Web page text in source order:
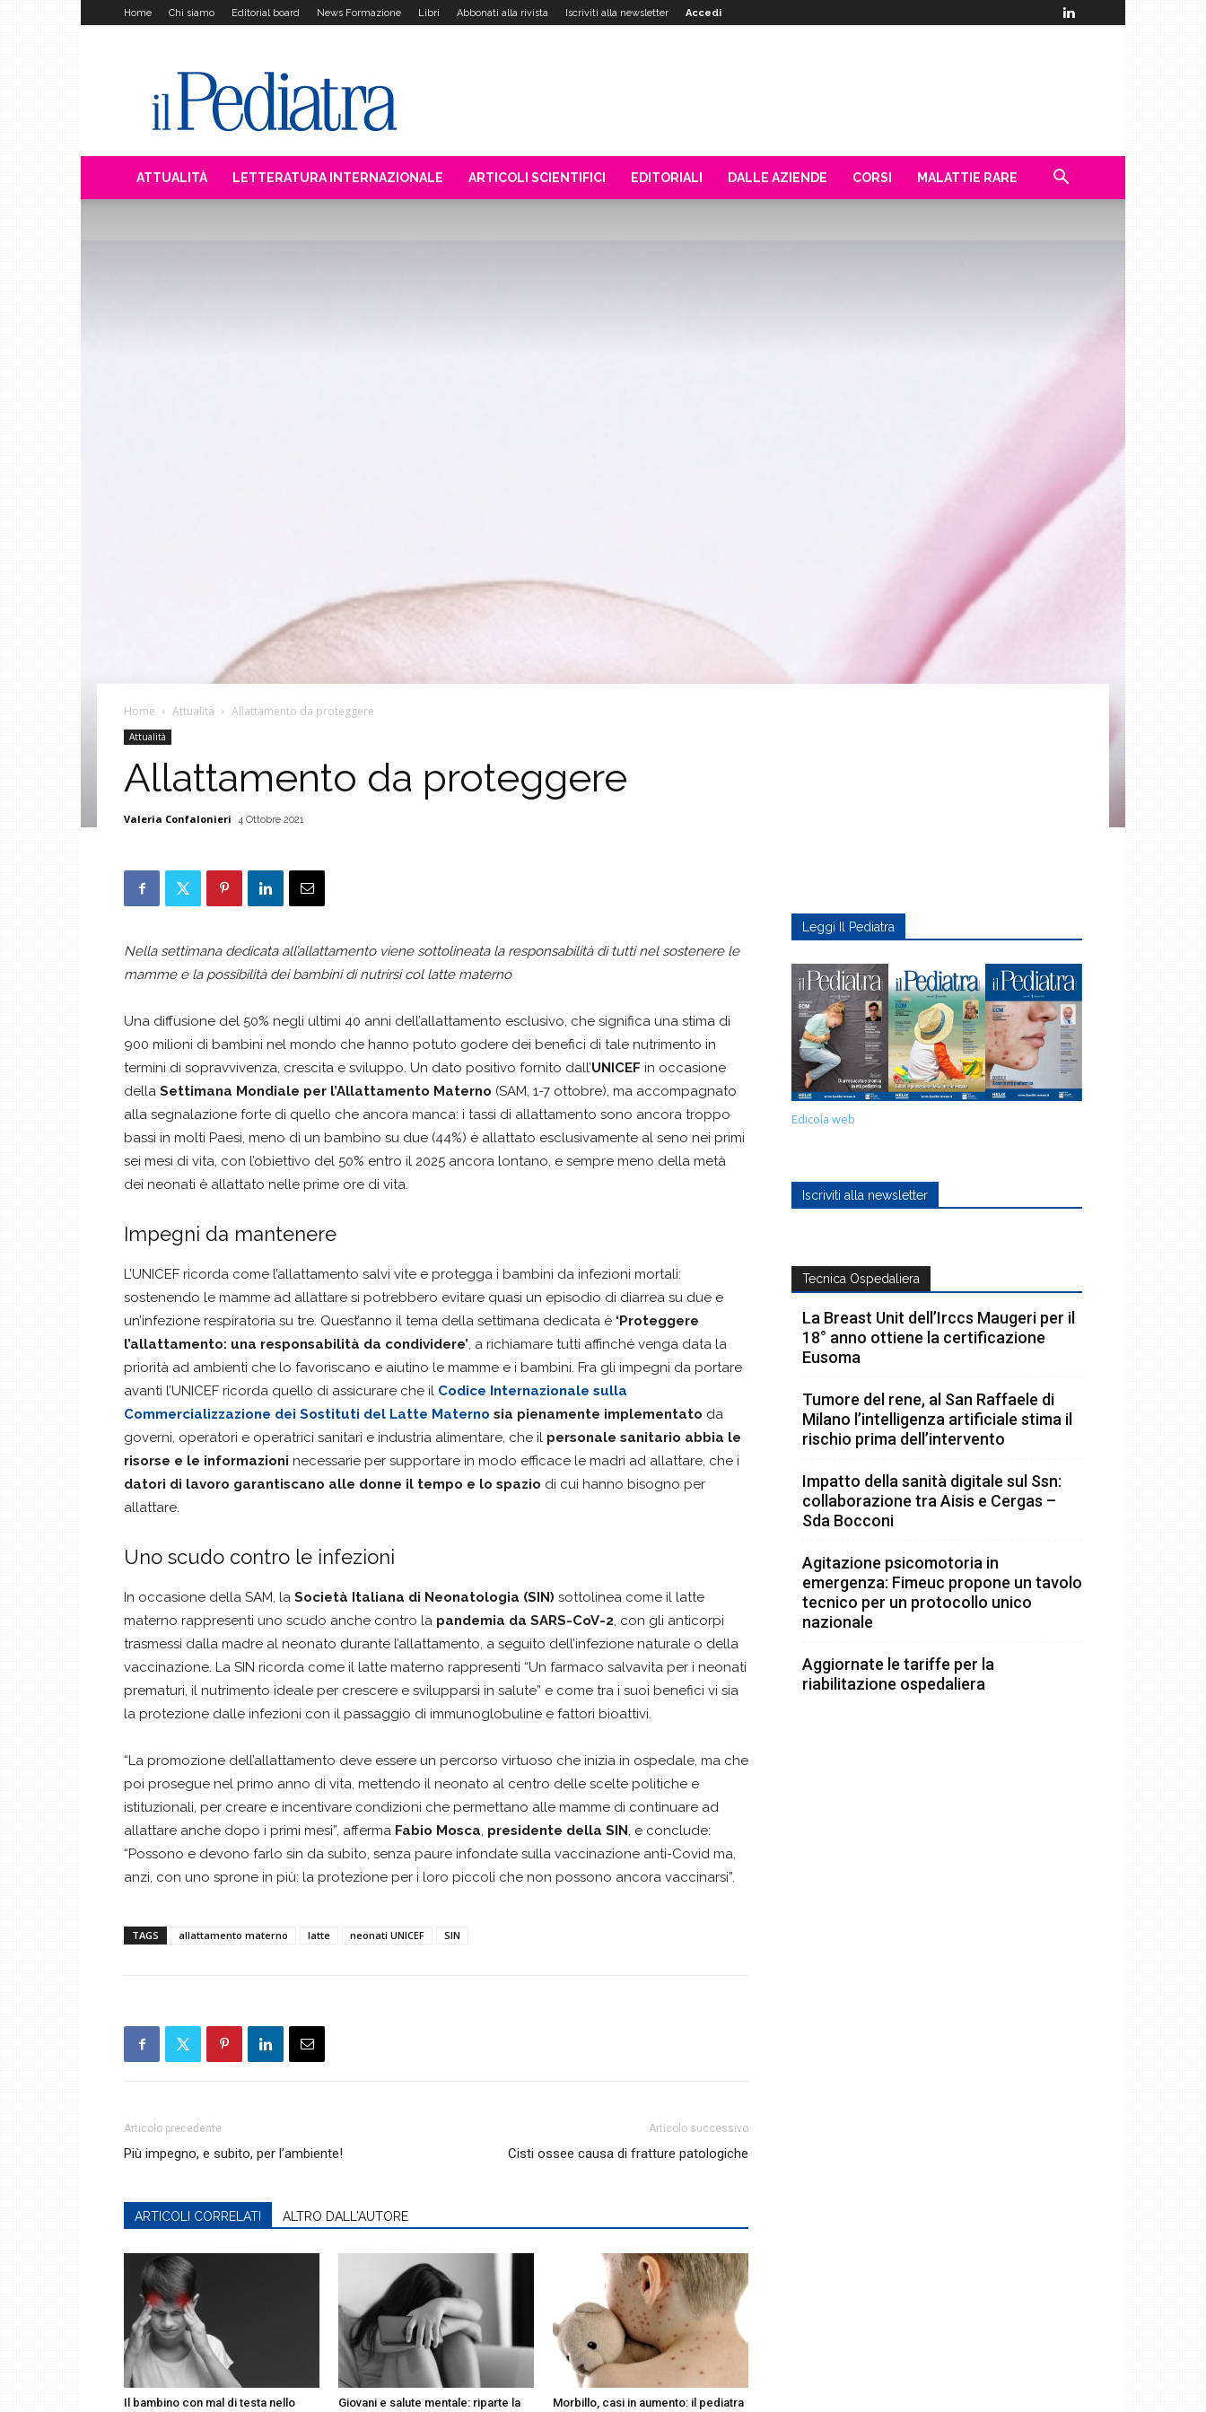
Home Chi siamo Editorial board News Formazione Libri Abbonati alla rivista Iscriviti alla newsletter Accedi
Pediatra
ATTUALITÀ LETTERATURA INTERNAZIONALE ARTICOLI SCIENTIFICI EDITORIALI DALLE AZIENDE CORSI MALATTIE RARE
Home Attualità Allattamento da proteggere
Attualità
Allattamento da proteggere
Valeria Confalonieri 4 Ottobre 2021
Nella settimana dedicata all’allattamento viene sottolineata la responsabilità di tutti nel sostenere le
mamme e la possibilità dei bambini di nutrirsi col latte materno
Una diffusione del 50% negli ultimi 40 anni dell’allattamento esclusivo, che significa una stima di
900 milioni di bambini nel mondo che hanno potuto godere dei benefici di tale nutrimento in
termini di sopravvivenza, crescita e sviluppo. Un dato positivo fornito dall’UNICEF in occasione
della Settimana Mondiale per l’Allattamento Materno (SAM, 1-7 ottobre), ma accompagnato
alla segnalazione forte di quello che ancora manca: i tassi di allattamento sono ancora troppo
bassi in molti Paesi, meno di un bambino su due (44%) è allattato esclusivamente al seno nei primi
sei mesi di vita, con l’obiettivo del 50% entro il 2025 ancora lontano, e sempre meno della metà
dei neonati è allattato nelle prime ore di vita.
Impegni da mantenere
L’UNICEF ricorda come l’allattamento salvi vite e protegga i bambini da infezioni mortali:
sostenendo le mamme ad allattare si potrebbero evitare quasi un episodio di diarrea su due e
un’infezione respiratoria su tre. Quest’anno il tema della settimana dedicata è ‘Proteggere
l’allattamento: una responsabilità da condividere’, a richiamare tutti affinché venga data la
priorità ad ambienti che lo favoriscano e aiutino le mamme e i bambini. Fra gli impegni da portare
avanti l’UNICEF ricorda quello di assicurare che il Codice Internazionale sulla
Commercializzazione dei Sostituti del Latte Materno sia pienamente implementato da
governi, operatori e operatrici sanitari e industria alimentare, che il personale sanitario abbia le
risorse e le informazioni necessarie per supportare in modo efficace le madri ad allattare, che i
datori di lavoro garantiscano alle donne il tempo e lo spazio di cui hanno bisogno per
allattare.
Uno scudo contro le infezioni
In occasione della SAM, la Società Italiana di Neonatologia (SIN) sottolinea come il latte
materno rappresenti uno scudo anche contro la pandemia da SARS-CoV-2, con gli anticorpi
trasmessi dalla madre al neonato durante l’allattamento, a seguito dell’infezione naturale o della
vaccinazione. La SIN ricorda come il latte materno rappresenti “Un farmaco salvavita per i neonati
prematuri, il nutrimento ideale per crescere e svilupparsi in salute” e come tra i suoi benefici vi sia
la protezione dalle infezioni con il passaggio di immunoglobuline e fattori bioattivi.
“La promozione dell’allattamento deve essere un percorso virtuoso che inizia in ospedale, ma che
poi prosegue nel primo anno di vita, mettendo il neonato al centro delle scelte politiche e
istituzionali, per creare e incentivare condizioni che permettano alle mamme di continuare ad
allattare anche dopo i primi mesi”, afferma Fabio Mosca, presidente della SIN, e conclude:
“Possono e devono farlo sin da subito, senza paure infondate sulla vaccinazione anti-Covid ma,
anzi, con uno sprone in più: la protezione per i loro piccoli che non possono ancora vaccinarsi”.
TAGS allattamento materno latte neonati UNICEF SIN
Articolo precedente
Più impegno, e subito, per l’ambiente!
Articolo successivo
Cisti ossee causa di fratture patologiche
ARTICOLI CORRELATI ALTRO DALL'AUTORE
Il bambino con mal di testa nello Giovani e salute mentale: riparte la Morbillo, casi in aumento: il pediatra
Leggi Il Pediatra
Edicola web
Iscriviti alla newsletter
Tecnica Ospedaliera
La Breast Unit dell’Irccs Maugeri per il
18° anno ottiene la certificazione
Eusoma
Tumore del rene, al San Raffaele di
Milano l’intelligenza artificiale stima il
rischio prima dell’intervento
Impatto della sanità digitale sul Ssn:
collaborazione tra Aisis e Cergas –
Sda Bocconi
Agitazione psicomotoria in
emergenza: Fimeuc propone un tavolo
tecnico per un protocollo unico
nazionale
Aggiornate le tariffe per la
riabilitazione ospedaliera